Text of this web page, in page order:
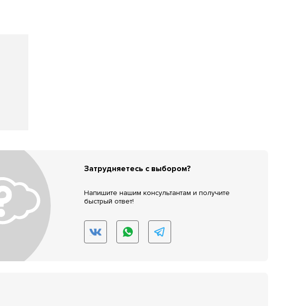
Затрудняетесь с выбором?
Напишите нашим консультантам и получите
быстрый ответ!